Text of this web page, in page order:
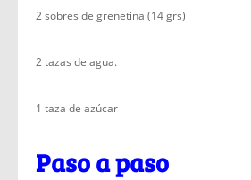
2 sobres de grenetina (14 grs)
2 tazas de agua.
1 taza de azúcar
Paso a paso